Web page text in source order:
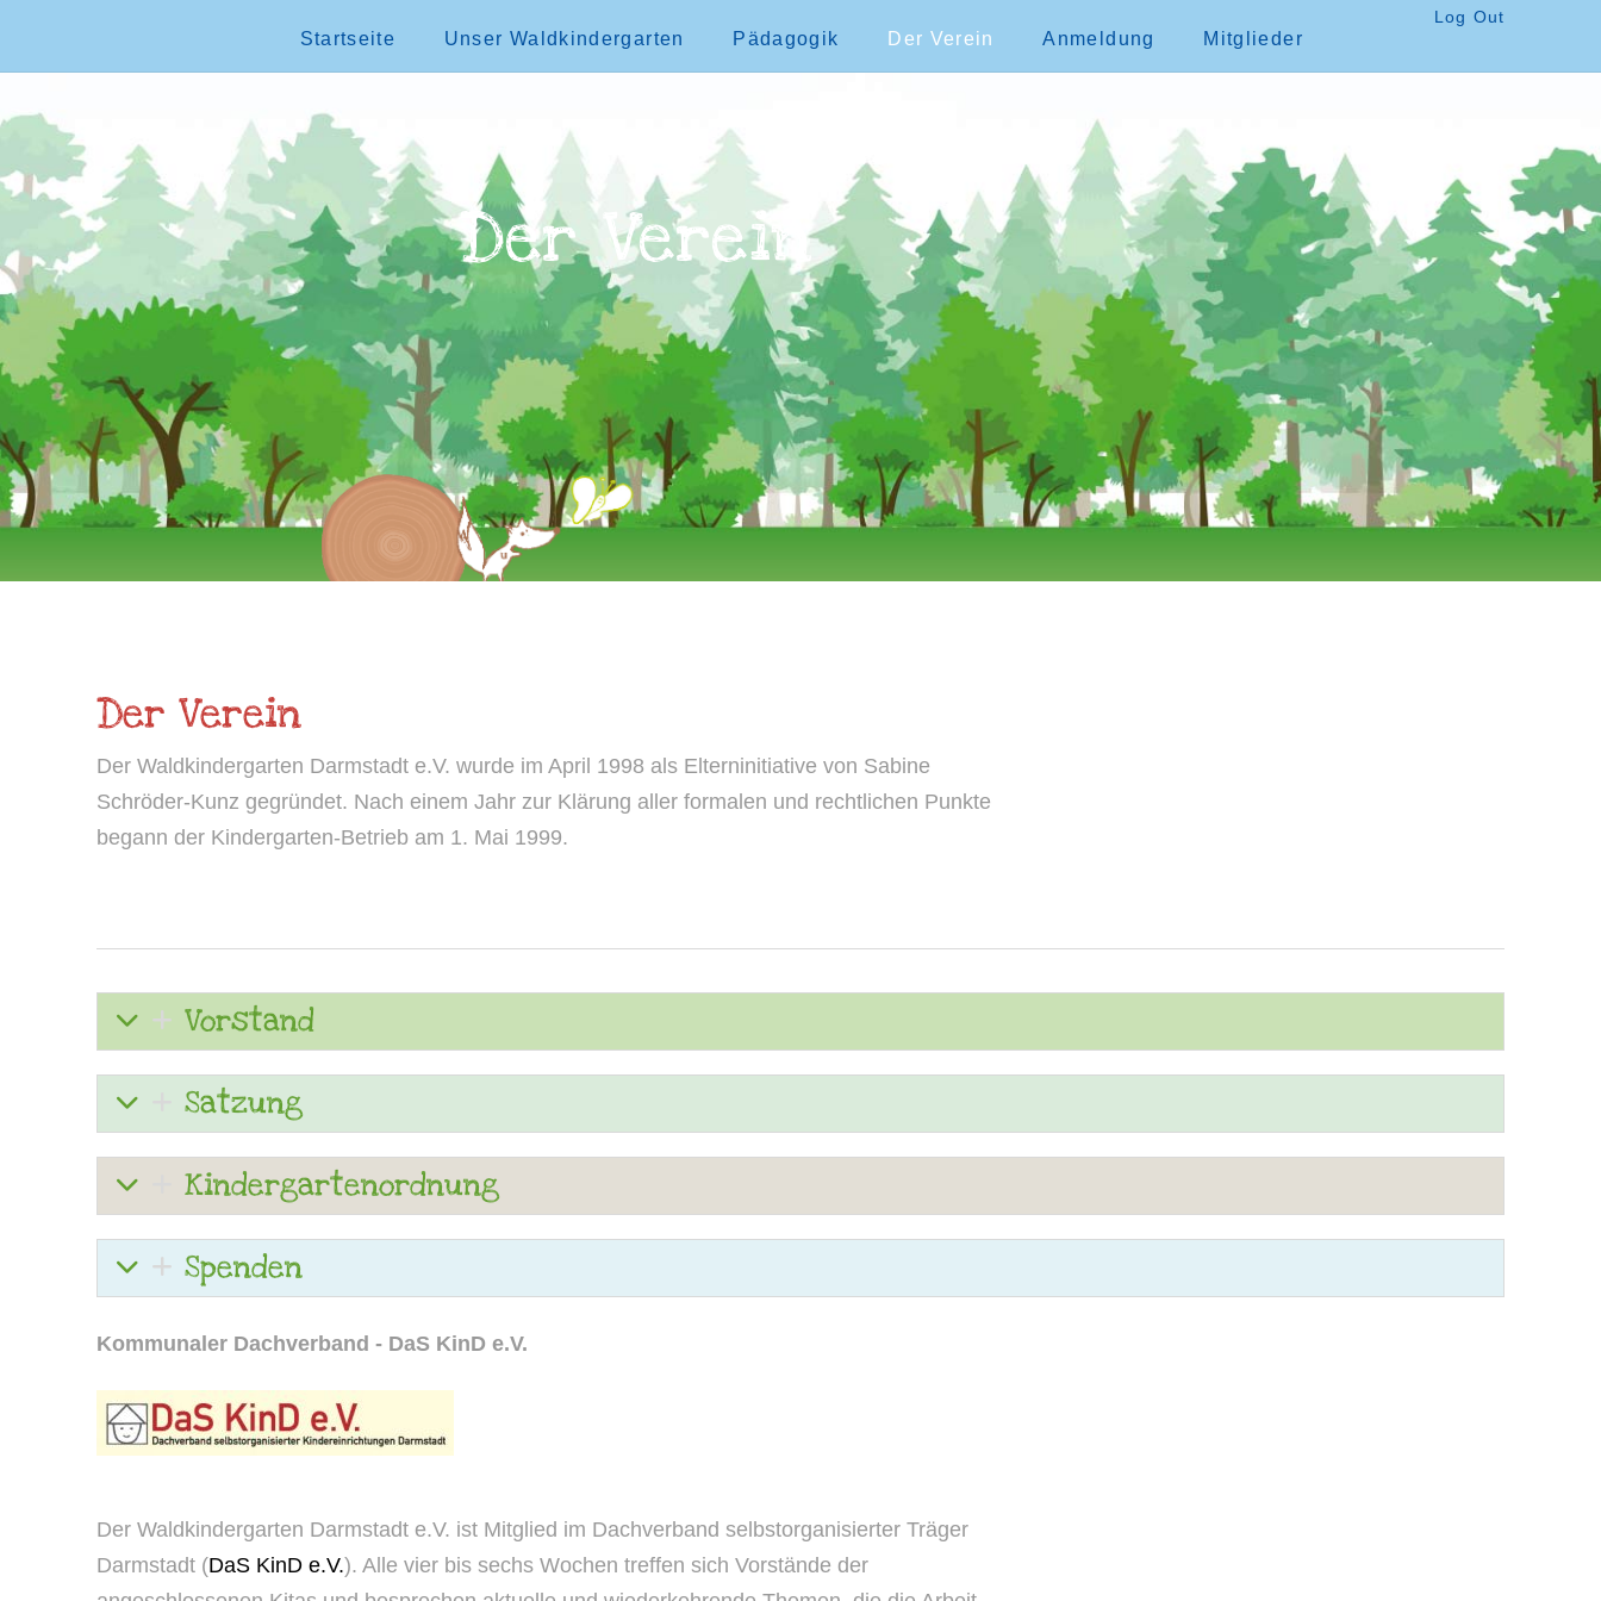
Startseite Unser Waldkindergarten Pädagogik Der Verein Anmeldung Mitglieder
Log Out
Der Verein
Der Verein
Der Waldkindergarten Darmstadt e.V. wurde im April 1998 als Elterninitiative von Sabine
Schröder-Kunz gegründet. Nach einem Jahr zur Klärung aller formalen und rechtlichen Punkte
begann der Kindergarten-Betrieb am 1. Mai 1999.
Vorstand
Satzung
Kindergartenordnung
Spenden
Kommunaler Dachverband - DaS KinD e.V.
Der Waldkindergarten Darmstadt e.V. ist Mitglied im Dachverband selbstorganisierter Träger
Darmstadt (DaS KinD e.V.). Alle vier bis sechs Wochen treffen sich Vorstände der